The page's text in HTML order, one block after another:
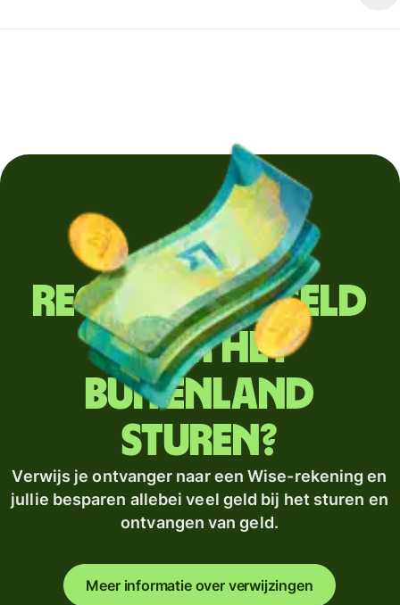
Regelmatig geld
naar het
buitenland
sturen?
Verwijs je ontvanger naar een Wise-rekening en
jullie besparen allebei veel geld bij het sturen en
ontvangen van geld.
Meer informatie over verwijzingen